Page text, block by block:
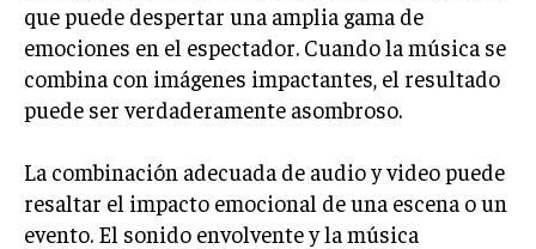
que puede despertar una amplia gama de
emociones en el espectador. Cuando la música se
combina con imágenes impactantes, el resultado
puede ser verdaderamente asombroso.
La combinación adecuada de audio y video puede
resaltar el impacto emocional de una escena o un
evento. El sonido envolvente y la música